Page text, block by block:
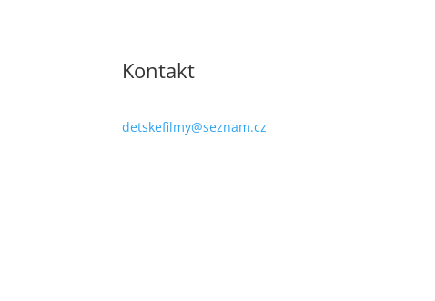
Kontakt
detskefilmy@seznam.cz